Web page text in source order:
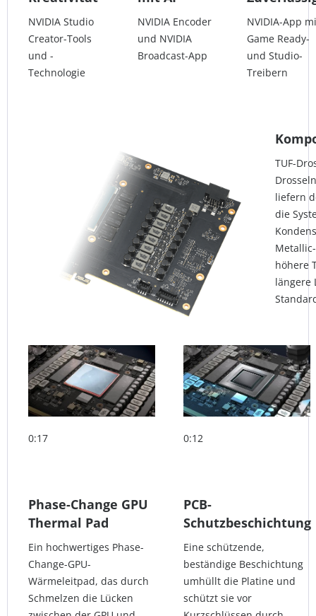
NVIDIA Studio
Creator-Tools
und -
Technologie
NVIDIA Encoder
und NVIDIA
Broadcast-App
NVIDIA-App
Game Ready-
und Studio-
Treibern
TUF-
liefern
die
höhere
längere
0:17 0:12
Phase-Change GPU
Thermal Pad
Ein hochwertiges Phase-
Change-GPU-
Wärmeleitpad, das durch
Schmelzen die Lücken
PCB-
Schutzbeschichtung
Eine schützende,
beständige Beschichtung
umhüllt die Platine und
schützt sie vor